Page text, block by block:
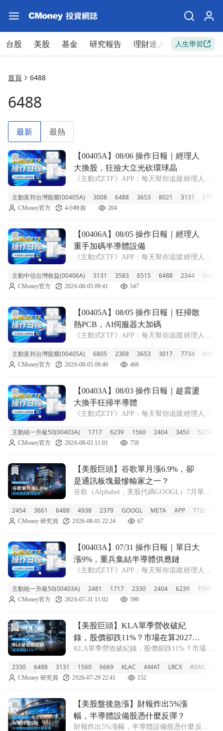
台股 美股 基金 研究報告 理財達人 新手入門
人生學習
首頁 6488
6488
最新 最熱
前往【00405A】08/06 操作日報｜經理人大換股，狂撿大立
【00405A】08/06 操作日報｜經理人
大換股，狂撿大立光砍環球晶
《主動式ETF》APP：每天幫你追蹤經理人新
狂飆超過兩成 00405A 主動富邦台灣龍耀今天
收在8.25元，單日上漲2.48%。雖然這檔基金
主動富邦台灣龍耀(00405A) 3008 6488 3653 8021 3131 ETF
CMoney官方 4小時前 204
前往【00406A】08/05 操作日報｜經理人重手加碼半導體設
【00406A】08/05 操作日報｜經理人
重手加碼半導體設備
《主動式ETF》APP：每天幫你追蹤經理人新
規模站穩百億 00406A主動中信台灣收益今天
收在9.27元，單日上漲3.34%。這檔ETF最近
主動中信台灣收益(00406A) 3131 3583 6515 6488 2344 5439
CMoney官方 2026-08-05 09:41 547
前往【00405A】08/05 操作日報｜狂掃散熱PCB，AI伺服器
【00405A】08/05 操作日報｜狂掃散
熱PCB，AI伺服器大加碼
《主動式ETF》APP：每天幫你追蹤經理人新
20%，規模突破300億 主動富邦台灣龍耀今天
收在8.05元，小幅上漲1.90%。雖然成立以來
主動富邦台灣龍耀(00405A) 6805 2368 3653 3017 7734 6488
CMoney官方 2026-08-05 09:40 460
前往【00403A】08/03 操作日報｜趁震盪大換手狂掃半導體
【00403A】08/03 操作日報｜趁震盪
大換手狂掃半導體
《主動式ETF》APP：每天幫你追蹤經理人新
00403A 淨值微幅回升 統一升級50今天收在
9.39 元，小幅上漲 1.51%，目前這檔基金規模
主動統一升級50(00403A) 1717 6239 1560 2404 3450 5274
CMoney官方 2026-08-03 11:01 750
前往【美股巨頭】谷歌單月漲6.9%，卻是通訊板塊最慘輸家
【美股巨頭】谷歌單月漲6.9%，卻
是通訊板塊最慘輸家之一？
谷歌（Alphabet，美股代碼GOOGL）7月單月
務板塊7月全面走弱，Meta單月重挫9.21%，
AppLovin更暴跌近30%。問題來了：谷歌漲的
2454 3661 6488 4938 2379 GOOGL META APP TTD
CMoney 研究員 2026-08-01 22:24 67
前往【00403A】07/31 操作日報｜單日大漲9%，重兵集結
【00403A】07/31 操作日報｜單日大
漲9%，重兵集結半導體供應鏈
《主動式ETF》APP：每天幫你追蹤經理人新
漲逾9% 00403A主動統一升級50今天走勢非常
強勁，單日大漲9.21%，收在9.25元。雖然近
主動統一升級50(00403A) 2481 1717 2330 2404 6239 1560
CMoney官方 2026-07-31 11:02 590
前往【美股巨頭】KLA單季營收破紀錄，股價卻跌11%？市
【美股巨頭】KLA單季營收破紀
錄，股價卻跌11%？市場在算2027年
的那筆帳
KLA單季營收破紀錄，股價卻跌11%？市場在
導體製程控制設備商）剛公布Q4財報，季營收
達36.6億美元創歷史新高，下季指引40億美元
2330 6488 3131 1560 6669 KLAC AMAT LRCX ASML
CMoney 研究員 2026-07-29 22:41 152
前往【美股盤後急漲】財報炸出5%漲幅，半導體設備股憑什
【美股盤後急漲】財報炸出5%漲
幅，半導體設備股憑什麼反彈？
財報炸出5%漲幅，半導體設備股憑什麼反